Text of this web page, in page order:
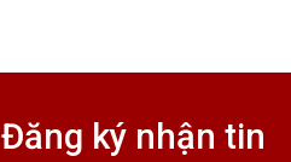
Đăng ký nhận tin